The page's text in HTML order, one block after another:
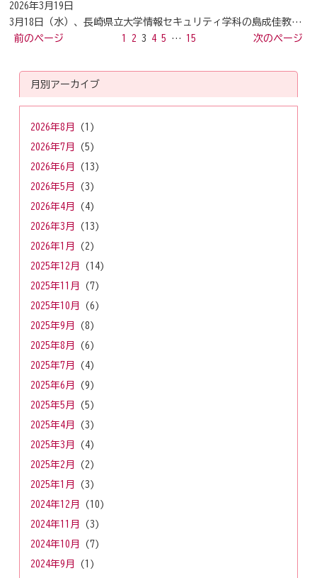
2026年3月19日
3月18日（水）、長崎県立大学情報セキュリティ学科の島成佳教…
前のページ
1 2 3 4 5 … 15 次のページ
月別アーカイブ
2026年8月
(1)
2026年7月
(5)
2026年6月
(13)
2026年5月
(3)
2026年4月
(4)
2026年3月
(13)
2026年1月
(2)
2025年12月
(14)
2025年11月
(7)
2025年10月
(6)
2025年9月
(8)
2025年8月
(6)
2025年7月
(4)
2025年6月
(9)
2025年5月
(5)
2025年4月
(3)
2025年3月
(4)
2025年2月
(2)
2025年1月
(3)
2024年12月
(10)
2024年11月
(3)
2024年10月
(7)
2024年9月
(1)